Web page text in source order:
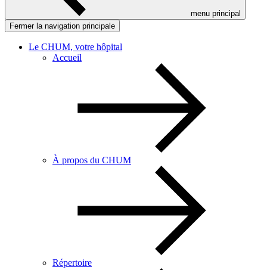
menu principal
Fermer la navigation principale
Le CHUM, votre hôpital
Accueil
À propos du CHUM
Répertoire